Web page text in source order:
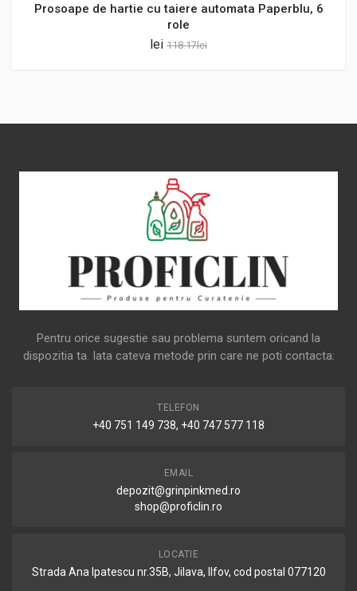
Prosoape de hartie cu taiere automata Paperblu, 6
role
lei 118.17lei
Pentru orice sugestie sau problema suntem oricand la
dispozitia ta. Iata cateva metode prin care ne poti contacta:
TELEFON
+40 751 149 738, +40 747 577 118
EMAIL
depozit@grinpinkmed.ro
shop@proficlin.ro
LOCATIE
Strada Ana Ipatescu nr.35B, Jilava, Ilfov, cod postal 077120